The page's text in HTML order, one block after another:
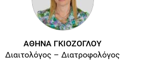
ΑΘΗΝΑ ΓΚΙΟΖΟΓΛΟΥ
Διαιτολόγος – Διατροφολόγος